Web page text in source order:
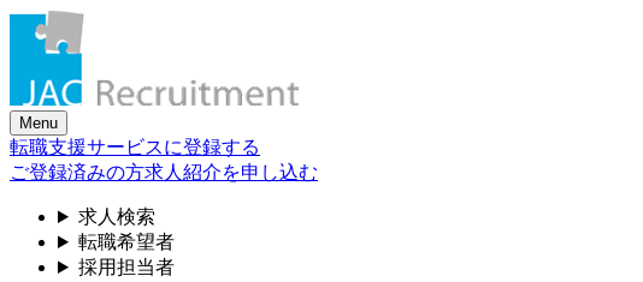
Skip
content
Menu
転職支援サービスに登録する
ご登録済みの方求人紹介を申し込む
求人検索
転職希望者
採用担当者